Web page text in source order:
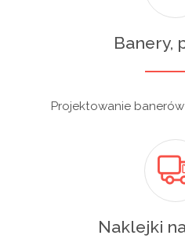
Banery,
Projektowanie
Naklejki